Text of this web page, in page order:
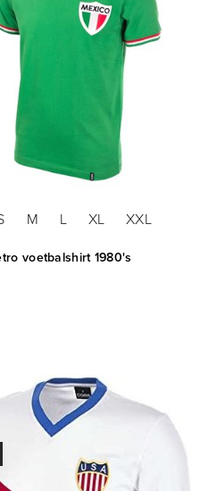
M L XL XXL
voetbalshirt 1980's